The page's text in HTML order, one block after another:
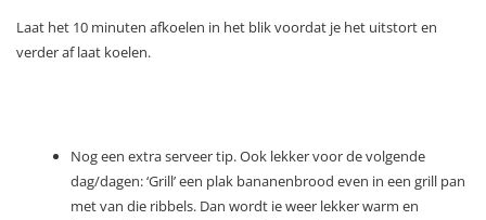
Laat het 10 minuten afkoelen in het blik voordat je het uitstort en
verder af laat koelen.
Nog een extra serveer tip. Ook lekker voor de volgende
dag/dagen: ‘Grill’ een plak bananenbrood even in een grill pan
met van die ribbels. Dan wordt ie weer lekker warm en